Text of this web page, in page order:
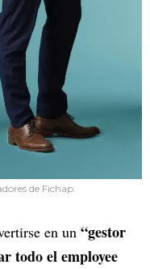
de Fichap.
en un “gestor
todo el employee